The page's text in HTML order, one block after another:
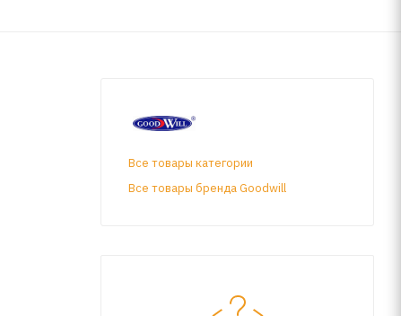
Все товары категории
Все товары бренда Goodwill